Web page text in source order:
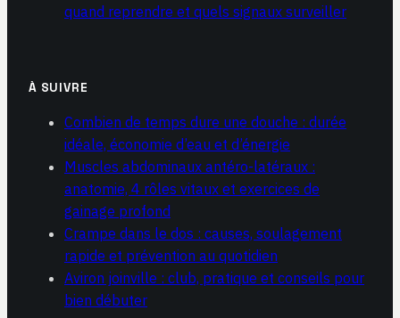
quand reprendre et quels signaux surveiller
À SUIVRE
Combien de temps dure une douche : durée
idéale, économie d’eau et d’énergie
Muscles abdominaux antéro-latéraux :
anatomie, 4 rôles vitaux et exercices de
gainage profond
Crampe dans le dos : causes, soulagement
rapide et prévention au quotidien
Aviron joinville : club, pratique et conseils pour
bien débuter